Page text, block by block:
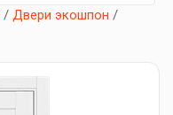
/ Двери экошпон /